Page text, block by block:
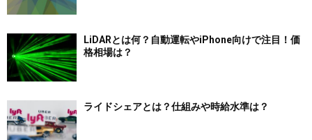
LiDARとは何？自動運転やiPhone向けで注目！価
格相場は？
ライドシェアとは？仕組みや時給水準は？